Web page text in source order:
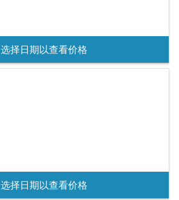
选择日期以查看价格
选择日期以查看价格